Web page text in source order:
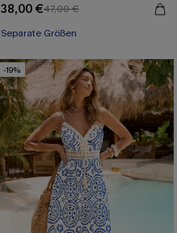
38,00 €47,00 €
Separate Größen
-19%